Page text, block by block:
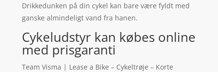
Drikkedunken på din cykel kan bare være fyldt med
ganske almindeligt vand fra hanen.
Cykeludstyr kan købes online
med prisgaranti
Team Visma | Lease a Bike – Cykeltrøje – Korte